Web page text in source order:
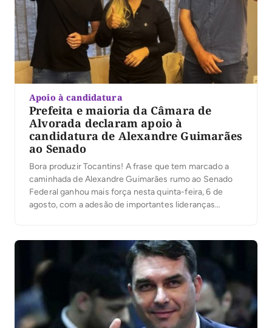
Apoio à candidatura
Prefeita e maioria da Câmara de
Alvorada declaram apoio à
candidatura de Alexandre Guimarães
ao Senado
Bora produzir Tocantins! A frase que tem marcado a
caminhada de Alexandre Guimarães rumo ao Senado
Federal ganhou mais força nesta quinta-feira, 6 de
agosto, com a adesão de importantes lideranças